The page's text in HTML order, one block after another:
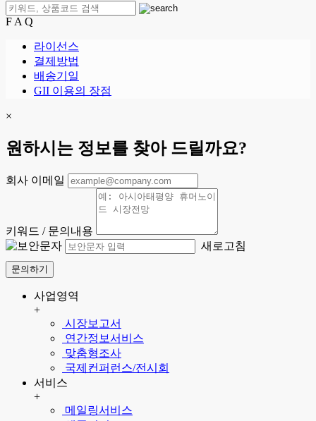
F A Q
라이선스
결제방법
배송기일
GII 이용의 장점
×
원하시는 정보를 찾아 드릴까요?
회사 이메일
키워드 / 문의내용
새로고침
문의하기
사업영역
+
시장보고서
연간정보서비스
맞춤형조사
국제컨퍼런스/전시회
서비스
+
메일링서비스